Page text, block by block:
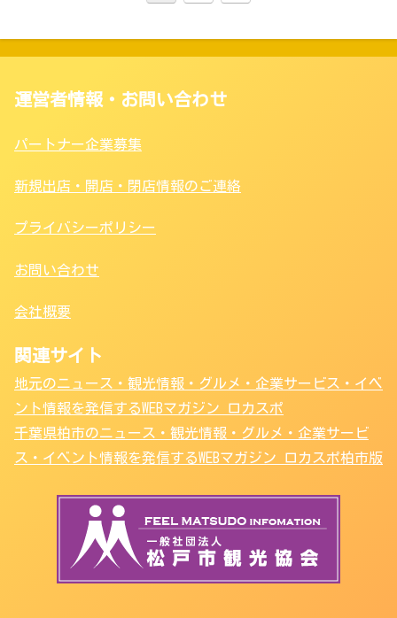
運営者情報・お問い合わせ
パートナー企業募集
新規出店・開店・閉店情報のご連絡
プライバシーポリシー
お問い合わせ
会社概要
関連サイト
地元のニュース・観光情報・グルメ・企業サービス・イベ
ント情報を発信するWEBマガジン ロカスポ
千葉県柏市のニュース・観光情報・グルメ・企業サービ
ス・イベント情報を発信するWEBマガジン ロカスポ柏市版